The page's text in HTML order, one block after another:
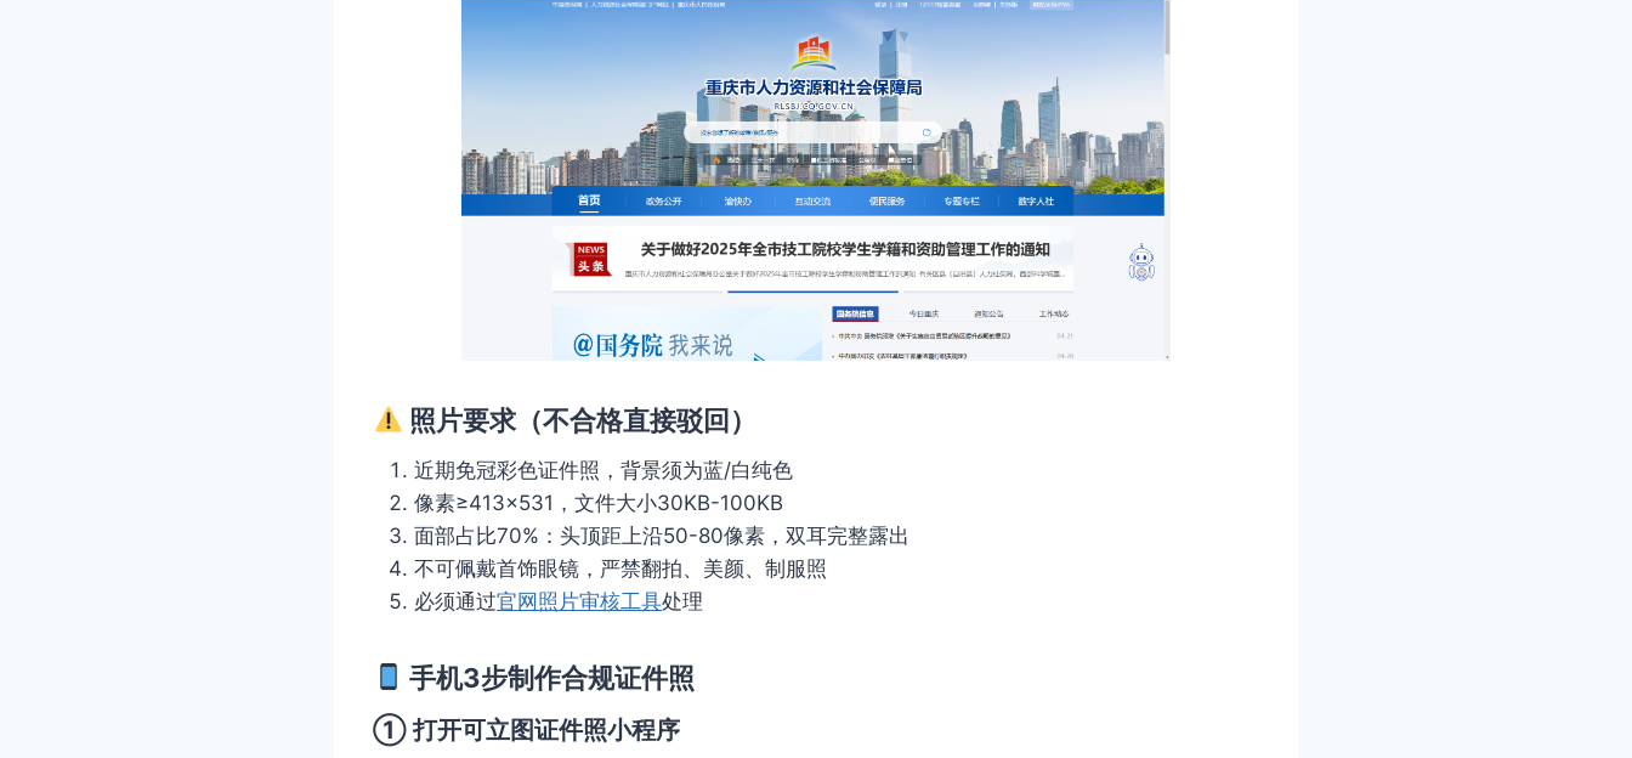
照片要求（不合格直接驳回）
近期免冠彩色证件照，背景须为蓝/白纯色
像素≥413×531，文件大小30KB-100KB
面部占比70%：头顶距上沿50-80像素，双耳完整露出
不可佩戴首饰眼镜，严禁翻拍、美颜、制服照
必须通过官网照片审核工具处理
手机3步制作合规证件照
① 打开可立图证件照小程序